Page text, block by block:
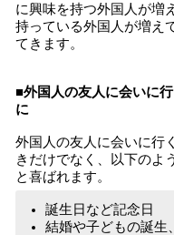
に興味を持つ外国人が増
持っている外国人が増え
てきます。
■外国人の友人に会いに
に
外国人の友人に会いに行
きだけでなく、以下のよ
と喜ばれます。
誕生日など記念日
結婚や子どもの誕生